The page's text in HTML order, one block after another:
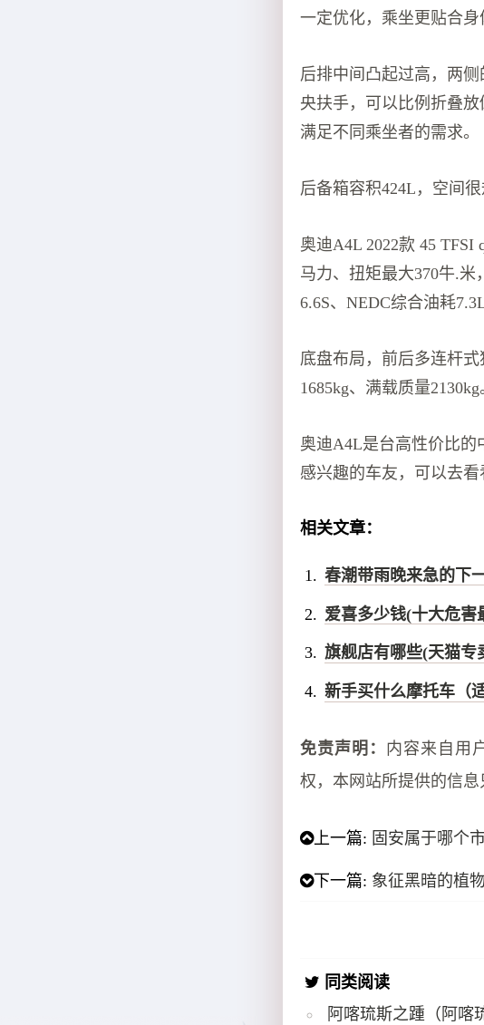
一定优化，乘坐更贴合身
后排中间凸起过高，两
央扶手，可以比例折叠
满足不同乘坐者的需求。
后备箱容积424L，空间
奥迪A4L 2022款 45
马力、扭矩最大370牛.米
6.6S、NEDC综合油耗
底盘布局，前后多连杆
1685kg、满载质量2130kg
奥迪A4L是台高性价比的
感兴趣的车友，可以去看
相关文章：
春潮带雨晚来急的下
爱喜多少钱(十大危害
旗舰店有哪些(天猫专
新手买什么摩托车（
免责声明： 内容来自用
权，本网站所提供的信息
上一篇: 固安属于哪个
下一篇: 象征黑暗的植
同类阅读
阿喀琉斯之踵（阿喀